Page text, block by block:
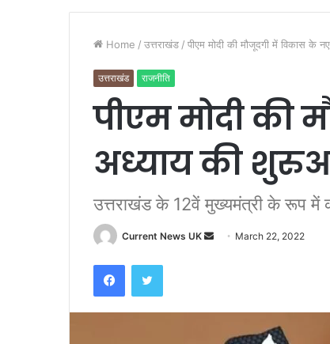
Home / उत्तराखंड / पीएम मोदी की मौजूदगी में विकास के
उत्तराखंड राजनीति
पीएम मोदी की
अध्याय की
उत्तराखंड के 12वें मुख्यमंत्री के रूप में
Current News UK
a
March 22, 2022